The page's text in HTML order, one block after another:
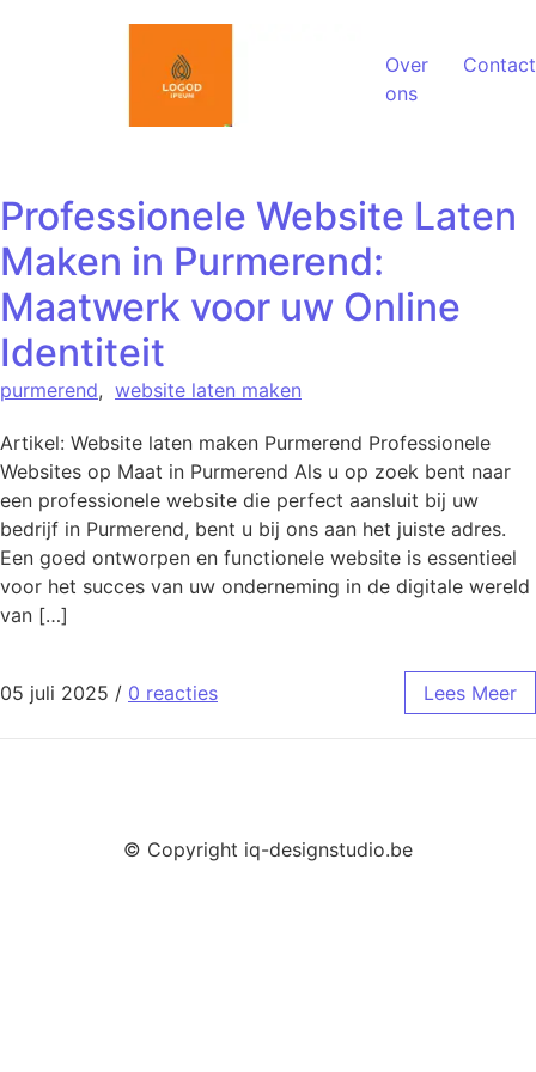
Over
ons
Contact
Professionele Website Laten
Maken in Purmerend:
Maatwerk voor uw Online
Identiteit
purmerend, website laten maken
Artikel: Website laten maken Purmerend Professionele
Websites op Maat in Purmerend Als u op zoek bent naar
een professionele website die perfect aansluit bij uw
bedrijf in Purmerend, bent u bij ons aan het juiste adres.
Een goed ontworpen en functionele website is essentieel
voor het succes van uw onderneming in de digitale wereld
van […]
05 juli 2025 / 0 reacties Lees Meer
© Copyright iq-designstudio.be